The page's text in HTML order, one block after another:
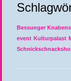
Bessunger
event Kulturpalast